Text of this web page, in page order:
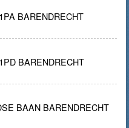
BARENDRECHT
BARENDRECHT
BAAN BARENDRECHT